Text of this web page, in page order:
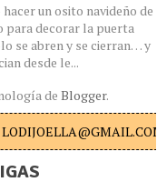
hacer un osito navideño de
decorar la puerta
se abren y se cierran… y
desde le...
de Blogger.